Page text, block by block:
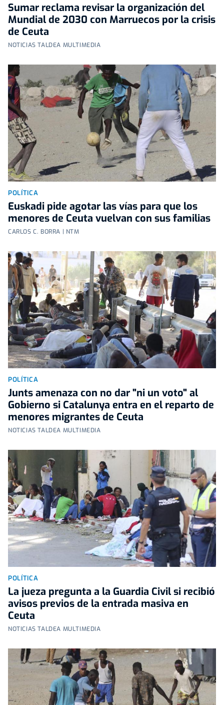
Sumar reclama revisar la organización del
Mundial de 2030 con Marruecos por la crisis
de Ceuta
NOTICIAS TALDEA MULTIMEDIA
POLÍTICA
Euskadi pide agotar las vías para que los
menores de Ceuta vuelvan con sus familias
CARLOS C. BORRA | NTM
POLÍTICA
Junts amenaza con no dar "ni un voto" al
Gobierno si Catalunya entra en el reparto de
menores migrantes de Ceuta
NOTICIAS TALDEA MULTIMEDIA
POLÍTICA
La jueza pregunta a la Guardia Civil si recibió
avisos previos de la entrada masiva en
Ceuta
NOTICIAS TALDEA MULTIMEDIA